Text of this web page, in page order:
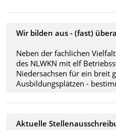
Wir bilden aus - (fast)
Neben der fachlichen
des NLWKN mit elf
Niedersachsen für ein breit
Ausbildungsplätzen -
Aktuelle